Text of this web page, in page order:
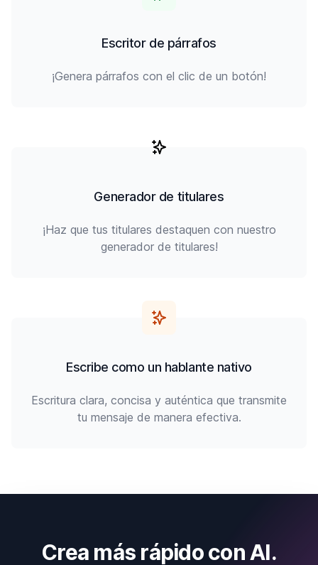
Escritor de párrafos
¡Genera párrafos con el clic de un botón!
Generador de titulares
¡Haz que tus titulares destaquen con nuestro
generador de titulares!
Escribe como un hablante nativo
Escritura clara, concisa y auténtica que transmite
tu mensaje de manera efectiva.
Crea más rápido con AI.